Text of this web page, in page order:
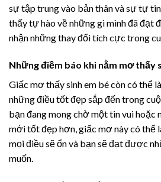
sự tập trung vào bản thân và sự tự
thấy tự hào về những gì mình đã đạt
nhận những thay đổi tích cực trong
Những điềm báo khi nằm mơ thấy
Giấc mơ thấy sinh em bé còn có thể
những điều tốt đẹp sắp đến trong
bạn đang mong chờ một tin vui hoặc
mới tốt đẹp hơn, giấc mơ này có thể
mọi điều sẽ ổn và bạn sẽ đạt được
muốn.